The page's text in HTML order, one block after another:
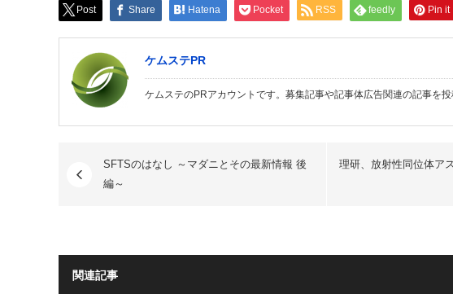
Post Share Hatena Pocket RSS feedly Pin it
ケムステPR
ケムステのPRアカウントです。募集記事や記事体広告関連の記事を投
SFTSのはなし ～マダニとその最新情報 後
編～
理研、放射性同位体ア
関連記事